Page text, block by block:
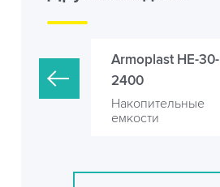
Armoplast HE-30-
2400
Накопительные
емкости